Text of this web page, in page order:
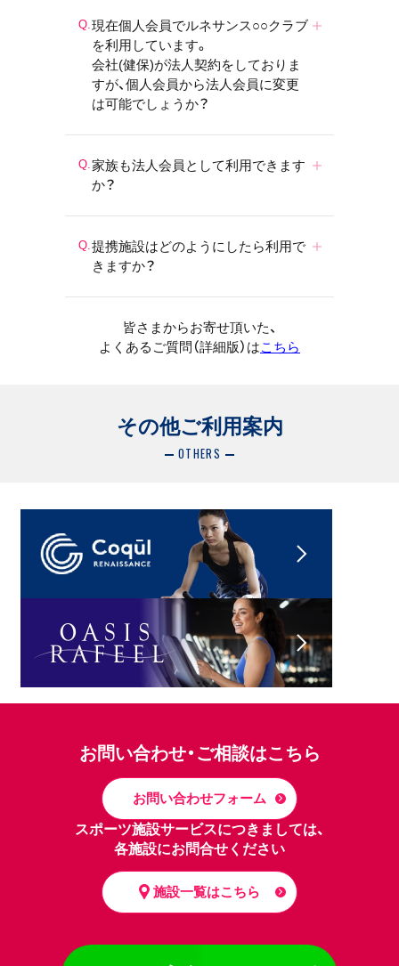
現在個人会員でルネサンス○○クラブ
を利用しています。
会社(健保)が法人契約をしておりま
すが、個人会員から法人会員に変更
は可能でしょうか？
家族も法人会員として利用できます
か？
提携施設はどのようにしたら利用で
きますか？
皆さまからお寄せ頂いた、
よくあるご質問（詳細版）はこちら
その他ご利用案内
OTHERS
お問い合わせ・ご相談はこちら
お問い合わせフォーム
スポーツ施設サービスにつきましては、
各施設にお問合せください
施設一覧はこちら